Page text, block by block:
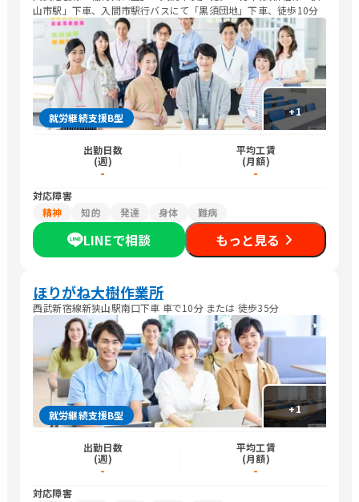
山市駅」下車、入間市駅行バスにて「黒須団地」下車、徒歩10分
+1
就労継続支援B型
出勤日数
(週)
-
平均工賃
(月額)
-
対応障害
精神
知的 発達 身体 難病
LINEで相談 もっと見る
ほりがね大樹作業所
西武新宿線新狭山駅南口下車 車で10分 または 徒歩35分
+1
就労継続支援B型
出勤日数
(週)
-
平均工賃
(月額)
-
対応障害